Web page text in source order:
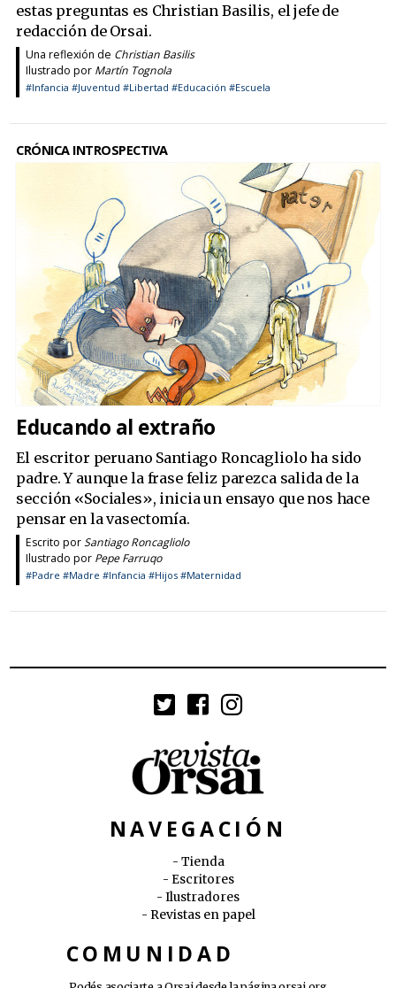
estas preguntas es Christian Basilis, el jefe de
redacción de Orsai.
Una reflexión de Christian Basilis
Ilustrado por Martín Tognola
#Infancia #Juventud #Libertad #Educación #Escuela
CRÓNICA INTROSPECTIVA
Educando al extraño
El escritor peruano Santiago Roncagliolo ha sido
padre. Y aunque la frase feliz parezca salida de la
sección «Sociales», inicia un ensayo que nos hace
pensar en la vasectomía.
Escrito porSantiago Roncagliolo
Ilustrado por Pepe Farruqo
#Padre #Madre #Infancia #Hijos #Maternidad
NAVEGACIÓN
Tienda
Escritores
Ilustradores
Revistas en papel
COMUNIDAD